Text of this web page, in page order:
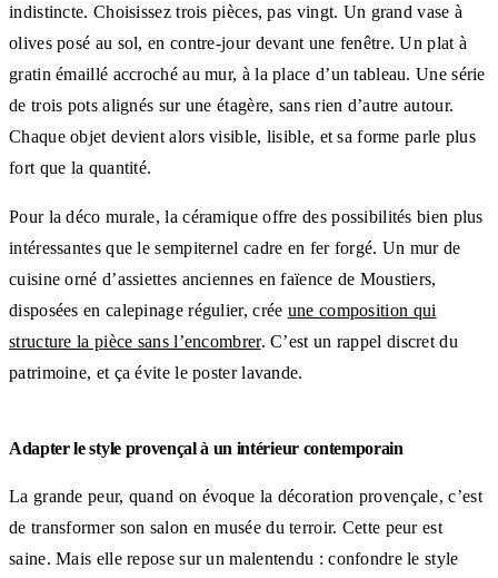
indistincte. Choisissez trois pièces, pas vingt. Un grand vase à
olives posé au sol, en contre-jour devant une fenêtre. Un plat à
gratin émaillé accroché au mur, à la place d’un tableau. Une série
de trois pots alignés sur une étagère, sans rien d’autre autour.
Chaque objet devient alors visible, lisible, et sa forme parle plus
fort que la quantité.
Pour la déco murale, la céramique offre des possibilités bien plus
intéressantes que le sempiternel cadre en fer forgé. Un mur de
cuisine orné d’assiettes anciennes en faïence de Moustiers,
disposées en calepinage régulier, crée une composition qui
structure la pièce sans l’encombrer. C’est un rappel discret du
patrimoine, et ça évite le poster lavande.
Adapter le style provençal à un intérieur contemporain
La grande peur, quand on évoque la décoration provençale, c’est
de transformer son salon en musée du terroir. Cette peur est
saine. Mais elle repose sur un malentendu : confondre le style